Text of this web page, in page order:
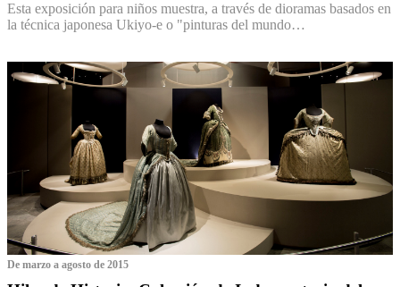
Esta exposición para niños muestra, a través de dioramas basados en
la técnica japonesa Ukiyo-e o "pinturas del mundo…
De marzo a agosto de 2015